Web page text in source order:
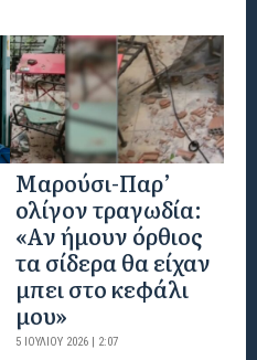
Μαρούσι-Παρ’
ολίγον τραγωδία:
«Αν ήμουν όρθιος
τα σίδερα θα είχαν
μπει στο κεφάλι
μου»
5 ΙΟΥΛΊΟΥ 2026 | 2:07